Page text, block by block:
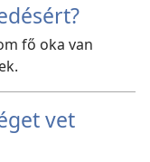
fő oka van
vet